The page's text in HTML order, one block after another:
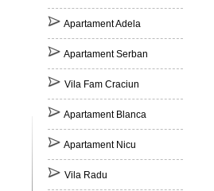
Apartament Adela
Apartament Serban
Vila Fam Craciun
Apartament Blanca
Apartament Nicu
Vila Radu